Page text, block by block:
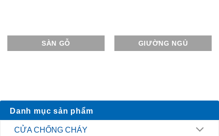
SÀN GỖ GIƯỜNG NGỦ
Danh mục sản phẩm
CỬA CHỐNG CHÁY